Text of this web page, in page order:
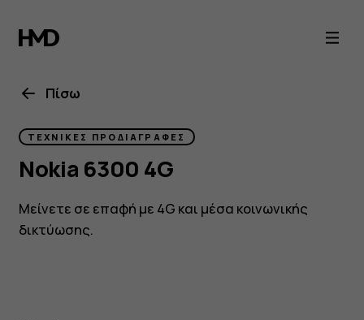
Nokia
6300
4G
specs
Πίσω
ΤΕΧΝΙΚΈΣ ΠΡΟΔΙΑΓΡΑΦΈΣ
Nokia 6300 4G
Μείνετε σε επαφή με 4G και μέσα κοινωνικής
δικτύωσης.